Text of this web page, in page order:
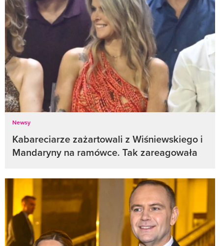
Newsy
Kabareciarze zażartowali z Wiśniewskiego i
Mandaryny na ramówce. Tak zareagowała